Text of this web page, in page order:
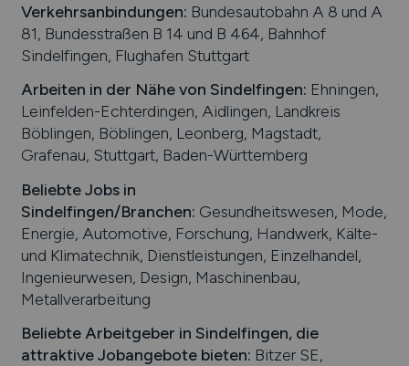
Verkehrsanbindungen: Bundesautobahn A 8 und A
81, Bundesstraßen B 14 und B 464, Bahnhof
Sindelfingen, Flughafen Stuttgart
Arbeiten in der Nähe von Sindelfingen: Ehningen,
Leinfelden-Echterdingen, Aidlingen, Landkreis
Böblingen, Böblingen, Leonberg, Magstadt,
Grafenau, Stuttgart, Baden-Württemberg
Beliebte Jobs in
Sindelfingen/Branchen: Gesundheitswesen, Mode,
Energie, Automotive, Forschung, Handwerk, Kälte-
und Klimatechnik, Dienstleistungen, Einzelhandel,
Ingenieurwesen, Design, Maschinenbau,
Metallverarbeitung
Beliebte Arbeitgeber in Sindelfingen, die
attraktive Jobangebote bieten: Bitzer SE,